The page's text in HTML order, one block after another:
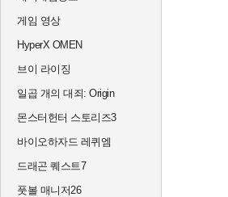
게임 영상
HyperX OMEN
브이 라이징
일곱 개의 대죄: Origin
몬스터헌터 스토리즈3
바이오하자드 레퀴엠
드래곤 퀘스트7
풋볼 매니저26